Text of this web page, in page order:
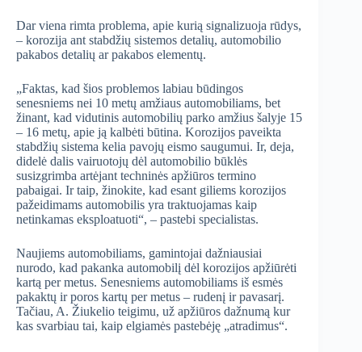
Dar viena rimta problema, apie kurią signalizuoja rūdys,
– korozija ant stabdžių sistemos detalių, automobilio
pakabos detalių ar pakabos elementų.
„Faktas, kad šios problemos labiau būdingos
senesniems nei 10 metų amžiaus automobiliams, bet
žinant, kad vidutinis automobilių parko amžius šalyje 15
– 16 metų, apie ją kalbėti būtina. Korozijos paveikta
stabdžių sistema kelia pavojų eismo saugumui. Ir, deja,
didelė dalis vairuotojų dėl automobilio būklės
susizgrimba artėjant techninės apžiūros termino
pabaigai. Ir taip, žinokite, kad esant giliems korozijos
pažeidimams automobilis yra traktuojamas kaip
netinkamas eksploatuoti“, – pastebi specialistas.
Naujiems automobiliams, gamintojai dažniausiai
nurodo, kad pakanka automobilį dėl korozijos apžiūrėti
kartą per metus. Senesniems automobiliams iš esmės
pakaktų ir poros kartų per metus – rudenį ir pavasarį.
Tačiau, A. Žiukelio teigimu, už apžiūros dažnumą kur
kas svarbiau tai, kaip elgiamės pastebėję „atradimus“.